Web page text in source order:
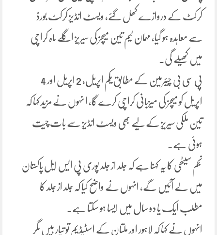
کرکٹ کے دروازے کھل گئے، ویسٹ انڈیز کرکٹ بورڈ
سے معاہدہ ہو گیا، مہمان ٹیم تین میچز کی سیریز اگلے ماہ کراچی
میں کھیلے گی۔
پی سی بی چیئرمین کے مطابق یکم اپریل، 2 اپریل اور 4
اپریل کو میچز کی میزبانی کراچی کرے گا، ا نہوں نے مزید کہا کہ
تین ملکی سیریز کے لیے بھی ویسٹ انڈیز سے بات چیت
ہوئی ہے۔
نجم سیٹھی کا یہ کہنا ہے کہ جلد از جلد پوری پی ایس ایل پاکستان
میں لے آئیں گے، انہوں نے واضح کیا کہ جلد از جلد کا
مطلب ایک یا دو سال میں ایسا ہو سکتا ہے۔
انہوں نے کہا کہ لاہور اور ملتان کے اسٹیڈیم تو تیار ہیں مگر